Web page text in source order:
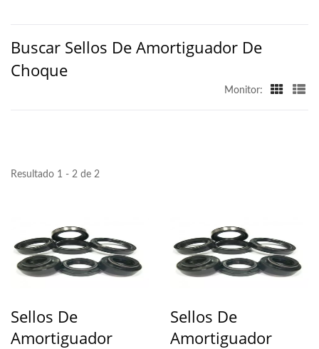
Buscar Sellos De Amortiguador De
Choque
Monitor:
Resultado 1 - 2 de 2
Sellos De
Amortiguador
Sellos De
Amortiguador